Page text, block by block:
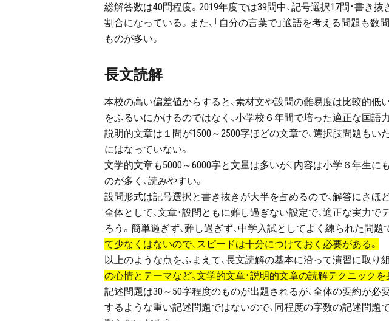
総解答数は40問程度。2019年度では39問中、記号選択17問・書き
割合になっている。また、「自分の言葉で」適語を考える問題も
ものが多い。
長文読解
本校の高い偏差値からすると、素材文や設問の難易度は比較的低
をふるいにかけるのではなく、小学校６年間で培った適正な国語
説明的文章は１問が1500～2500字ほどの文章で、選択肢問題も
にはなっていない。
文学的文章も5000～6000字と文量は多いが、内容は小学６年生
のが多く、読みやすい。
設問形式は記号選択と書き抜きが大半を占めるので、解答にさほ
全体として、文章・設問ともに難し過ぎない設定で、適正な実力
ろう。簡単過ぎず、難し過ぎず、中学入試としてよく練られた問題
て少なくはないので、スピードは十分につけておく必要がある。
以上のような点をふまえて、長文読解の基本に沿って演習に取り組
の心情とテーマなど、文学的文章・説明的文章の読解テクニックを
記述問題は30～50字程度のものが出題されるが、全体の要約が
するような重い記述問題ではないので、同程度の字数の記述問題